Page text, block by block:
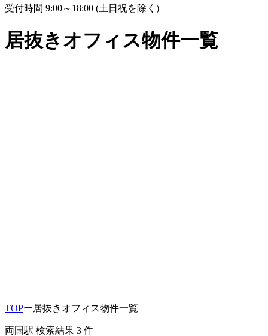
受付時間 9:00～18:00 (土日祝を除く)
居抜きオフィス物件一覧
TOPー居抜きオフィス物件一覧
両国駅 検索結果 3 件